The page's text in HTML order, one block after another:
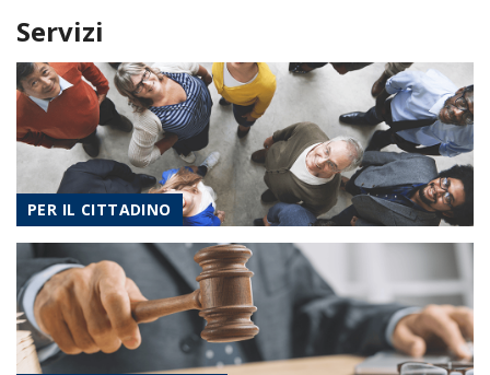
Servizi
PER IL CITTADINO